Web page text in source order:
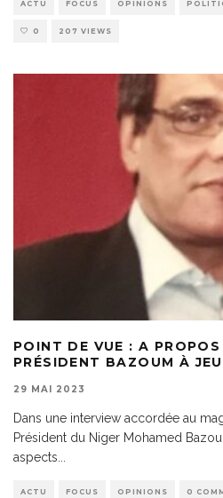
ACTU FOCUS OPINIONS
0 207 VIEWS
POINT DE VUE : A PROPOS
PRÉSIDENT BAZOUM À
29 MAI 2023
Dans une interview accordée au
Président du Niger Mohamed
aspects...
ACTU FOCUS OPINIONS 0